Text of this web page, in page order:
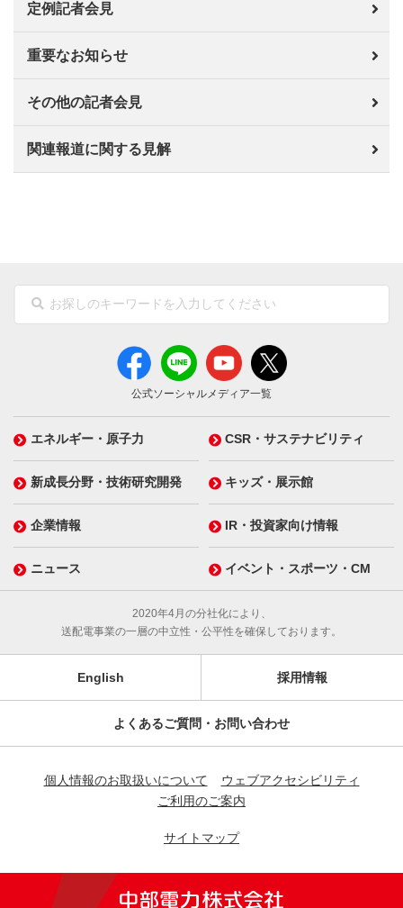
定例記者会見
重要なお知らせ
その他の記者会見
関連報道に関する見解
公式ソーシャルメディア一覧
エネルギー・原子力 CSR・サステナビリティ
新成長分野・技術研究開発 キッズ・展示館
企業情報 IR・投資家向け情報
ニュース イベント・スポーツ・CM
2020年4月の分社化により、
送配電事業の一層の中立性・公平性を確保しております。
English 採用情報
よくあるご質問・お問い合わせ
個人情報のお取扱いについて
ウェブアクセシビリティ
ご利用のご案内
サイトマップ